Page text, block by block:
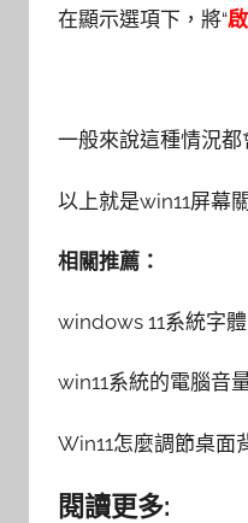
在顯示選項下，將“
一般來說這種情況都
以上就是win11屏幕
相關推薦：
windows 11系統字
win11系統的電腦音
Win11怎麼調節桌面
閱讀更多: